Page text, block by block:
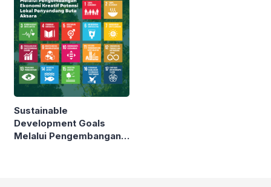
Sustainable
Development Goals
Melalui Pengembangan